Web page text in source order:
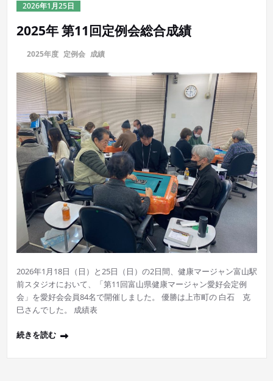
2026年1月25日
2025年 第11回定例会総合成績
2025年度, 定例会, 成績
2026年1月18日（日）と25日（日）の2日間、健康マージャン富山駅
前スタジオにおいて、「第11回富山県健康マージャン愛好会定例
会」を愛好会会員84名で開催しました。 優勝は上市町の 白石 克
巳さんでした。 成績表
続きを読む